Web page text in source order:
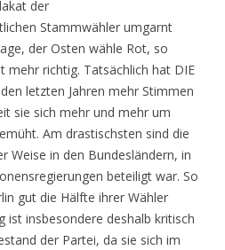
der
Stammwähler umgarnt
der Osten wähle Rot, so
mehr richtig. Tatsächlich hat DIE
letzten Jahren mehr Stimmen
sie sich mehr und mehr um
Am drastischsten sind die
Weise in den Bundesländern, in
beteiligt war. So
gut die Hälfte ihrer Wähler
ist insbesondere deshalb kritisch
der Partei, da sie sich im